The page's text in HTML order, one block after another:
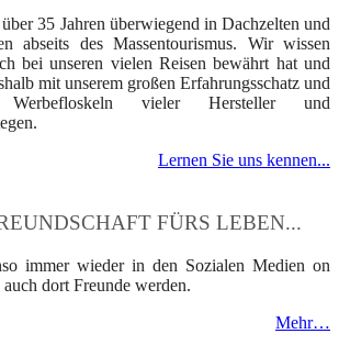
35 Jahren überwiegend in Dachzelten und
abseits des Massentourismus. Wir wissen
bei unseren vielen Reisen bewährt hat und
mit unserem großen Erfahrungsschatz und
vieler Hersteller und
Lernen Sie uns kennen...
FÜRS LEBEN...
immer wieder in den Sozialen Medien on
dort Freunde werden.
Mehr…